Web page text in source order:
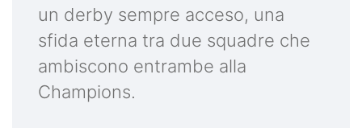
un derby sempre acceso, una
sfida eterna tra due squadre che
ambiscono entrambe alla
Champions.